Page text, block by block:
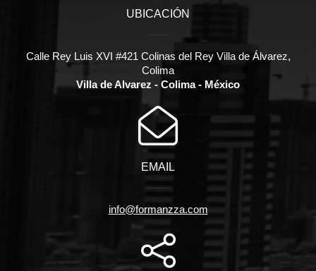
UBICACIÓN
Calle Rey Luis XVI #421 Colinas del Rey Villa de Álvarez,
Colima
Villa de Alvarez - Colima - México
EMAIL
info@formanzza.com